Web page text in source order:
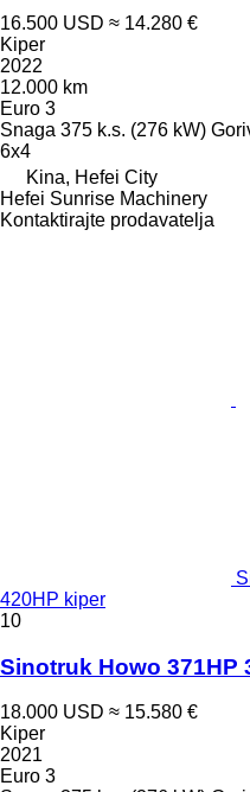
16.500 USD ≈ 14.280 €
Kiper
2022
12.000 km
Euro 3
Snaga 375 k.s. (276 kW)
6x4
Kina, Hefei City
Hefei Sunrise Machinery
Kontaktirajte prodavatelja
420HP kiper
10
Sinotruk Howo 371HP
18.000 USD ≈ 15.580 €
Kiper
2021
Euro 3